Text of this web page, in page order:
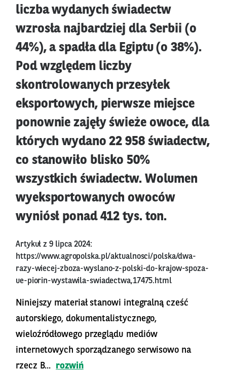
liczba wydanych świadectw
wzrosła najbardziej dla Serbii (o
44%), a spadła dla Egiptu (o 38%).
Pod względem liczby
skontrolowanych przesyłek
eksportowych, pierwsze miejsce
ponownie zajęły świeże owoce, dla
których wydano 22 958 świadectw,
co stanowiło blisko 50%
wszystkich świadectw. Wolumen
wyeksportowanych owoców
wyniósł ponad 412 tys. ton.
Artykuł z 9 lipca 2024:
https://www.agropolska.pl/aktualnosci/polska/dwa-
razy-wiecej-zboza-wyslano-z-polski-do-krajow-spoza-
ue-piorin-wystawila-swiadectwa,17475.html
Niniejszy materiał stanowi integralną cześć
autorskiego, dokumentalistycznego,
wieloźródłowego przeglądu mediów
internetowych sporządzanego serwisowo na
rzecz B...
rozwiń